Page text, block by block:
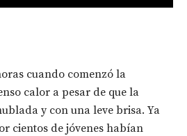
cuando comenzó la
calor a pesar de que la
y con una leve brisa. Ya
cientos de jóvenes habían